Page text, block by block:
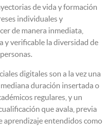
de vida y formación
individuales y
de manera inmediata,
y verificable la diversidad de
digitales son a la vez una
duración insertada o
regulares, y un
que avala, previa
aprendizaje entendidos como